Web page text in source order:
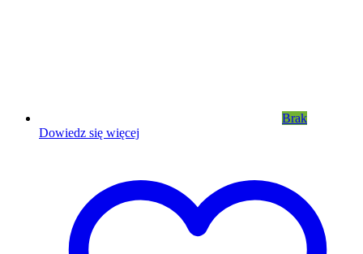
Brak
Dowiedz się więcej